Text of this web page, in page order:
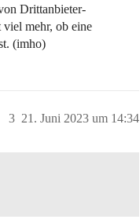
Drittanbieter-
mehr, ob eine
(imho)
21. Juni 2023 um 14:34
3